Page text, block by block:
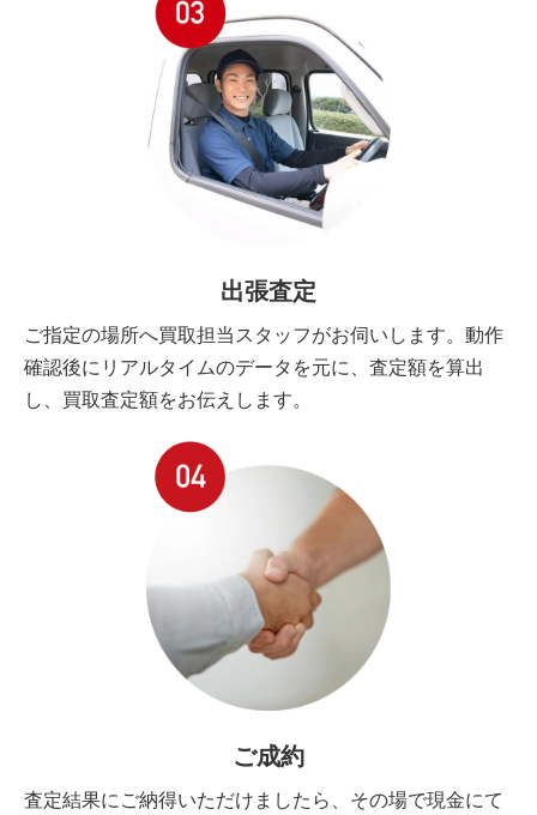
出張査定
ご指定の場所へ買取担当スタッフがお伺いします。動作
確認後にリアルタイムのデータを元に、査定額を算出
し、買取査定額をお伝えします。
ご成約
査定結果にご納得いただけましたら、その場で現金にて